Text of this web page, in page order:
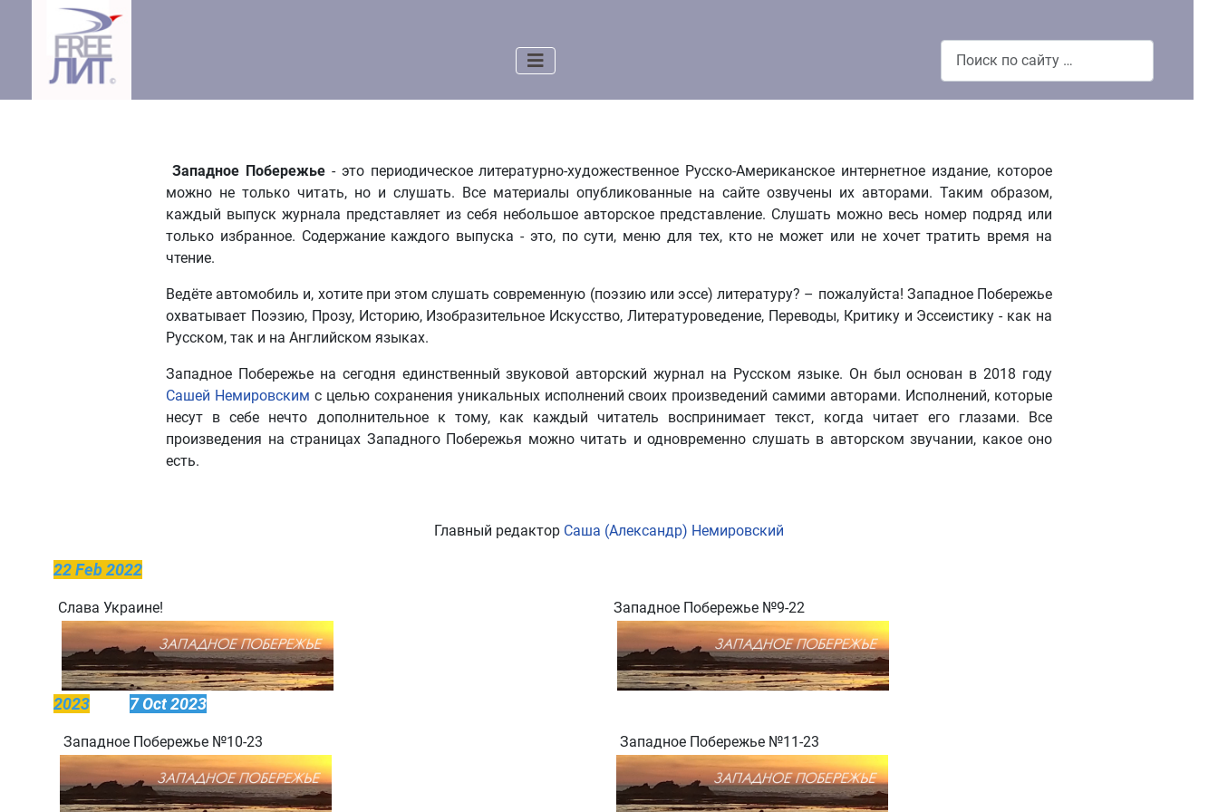
Западное Побережье- это периодическое литературно-художественное Русско-Американское интернетное издание, которое
можно не только читать, но и слушать. Все материалы опубликованные на сайте озвучены их авторами. Таким образом,
каждый выпуск журнала представляет из себя небольшое авторское представление. Слушать можно весь номер подряд или
только избранное. Содержание каждого выпуска - это, по сути, меню для тех, кто не может или не хочет тратить время на
чтение.
Ведёте автомобиль и, хотите при этом слушать современную (поэзию или эссе) литературу? – пожалуйста! Западное Побережье
охватывает Поэзию, Прозу, Историю, Изобразительное Искусство, Литературоведение, Переводы, Критику и Эссеистику - как на
Русском, так и на Английском языках.
Западное Побережье на сегодня единственный звуковой авторский журнал на Русском языке. Он был основан в 2018 году
Сашей Немировским с целью сохранения уникальных исполнений своих произведений самими авторами. Исполнений, которые
несут в себе нечто дополнительное к тому, как каждый читатель воспринимает текст, когда читает его глазами. Все
произведения на страницах Западного Побережья можно читать и одновременно слушать в авторском звучании, какое оно
есть.
Главный редактор Саша (Александр) Немировский
22 Feb 2022
Слава Украине! Западное Побережье №9-22
2023 7 Oct 2023
Западное Побережье №10-23 Западное Побережье №11-23